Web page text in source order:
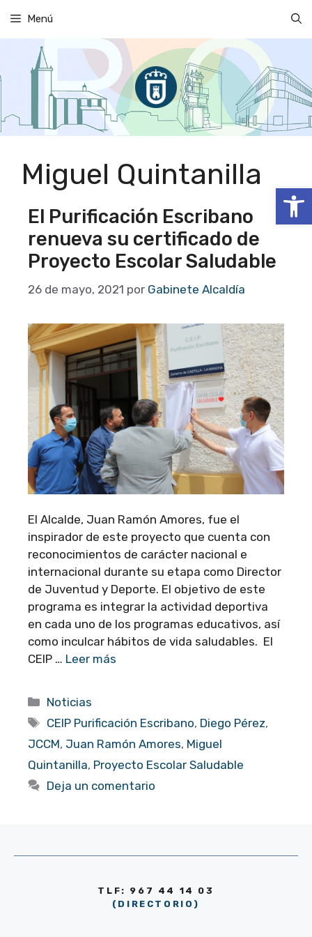
Abrir
contenido
Menú
Miguel Quintanilla
El Purificación Escribano
renueva su certificado de
Proyecto Escolar Saludable
26 de mayo, 2021 por Gabinete Alcaldía
El Alcalde, Juan Ramón Amores, fue el
inspirador de este proyecto que cuenta con
reconocimientos de carácter nacional e
internacional durante su etapa como Director
de Juventud y Deporte. El objetivo de este
programa es integrar la actividad deportiva
en cada uno de los programas educativos, así
como inculcar hábitos de vida saludables. El
CEIP … Leer más
Categorías
Noticias
Etiquetas
CEIP Purificación Escribano, Diego Pérez,
JCCM, Juan Ramón Amores, Miguel
Quintanilla, Proyecto Escolar Saludable
Deja un comentario
TLF: 967 44 14 03
(DIRECTORIO)